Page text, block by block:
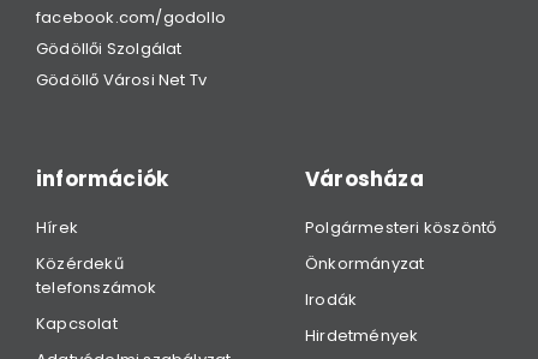
facebook.com/godollo
Gödöllői Szolgálat
Gödöllő Városi Net Tv
információk
Hírek
Közérdekű
telefonszámok
Kapcsolat
Városháza
Polgármesteri köszöntő
Önkormányzat
Irodák
Hirdetmények